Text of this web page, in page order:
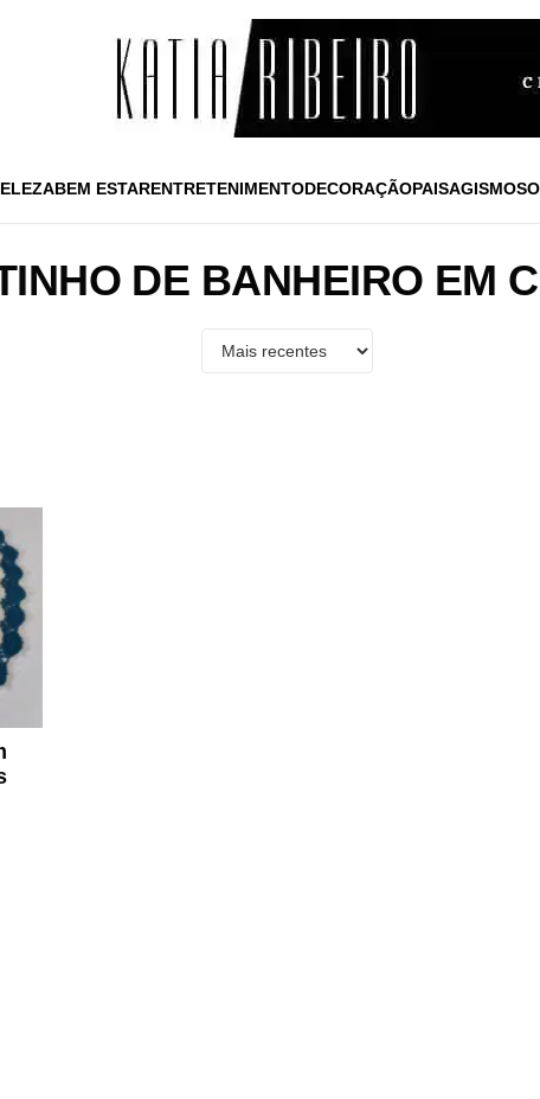
BEM ESTARENTRETENIMENTODECORAÇÃOPAISAGISMO
DE BANHEIRO EM